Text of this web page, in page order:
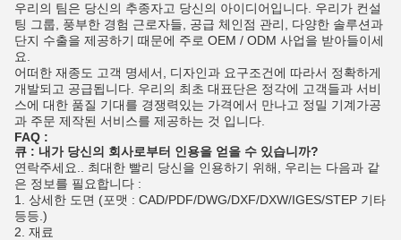
우리의 팀은 당신의 추종자고 당신의 아이디어입니다. 우리가 컨설
팅 그룹, 풍부한 경험 근로자들, 공급 체인점 관리, 다양한 솔루션과
단지 수출을 제공하기 때문에 주로 OEM / ODM 사업을 받아들이세
요.
어떠한 재종도 고객 명세서, 디자인과 요구조건에 따라서 정확하게
개발되고 공급됩니다. 우리의 최초 대표단은 정각에 고객들과 서비
스에 대한 품질 기대를 경쟁력있는 가격에서 만나고 정밀 기계가공
과 주문 제작된 서비스를 제공하는 것 입니다.
FAQ :
큐 : 내가 당신의 회사로부터 인용을 얻을 수 있습니까?
연락주세요.. 최대한 빨리 당신을 인용하기 위해, 우리는 다음과 같
은 정보를 필요합니다 :
1. 상세한 도면 (포맷 : CAD/PDF/DWG/DXF/DXW/IGES/STEP 기타
등등.)
2. 재료